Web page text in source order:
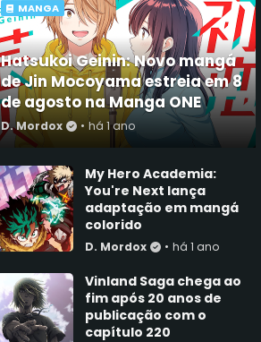
MANGA
Hatsukoi Geinin: Novo mangá
de Jin Mocoyama estreia em 8
de agosto na Manga ONE
D. Mordox • há 1 ano
My Hero Academia:
You're Next lança
adaptação em mangá
colorido
D. Mordox • há 1 ano
Vinland Saga chega ao
fim após 20 anos de
publicação com o
capítulo 220